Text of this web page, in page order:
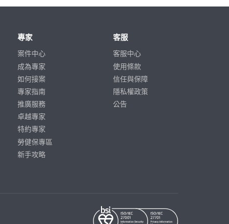
專家
案件中心
成為專家
如何接案
專家指南
推廣服務
卓越專家
特約專家
勞健保專區
新手攻略
客服
客服中心
使用條款
信任與保障
隱私權政策
公告